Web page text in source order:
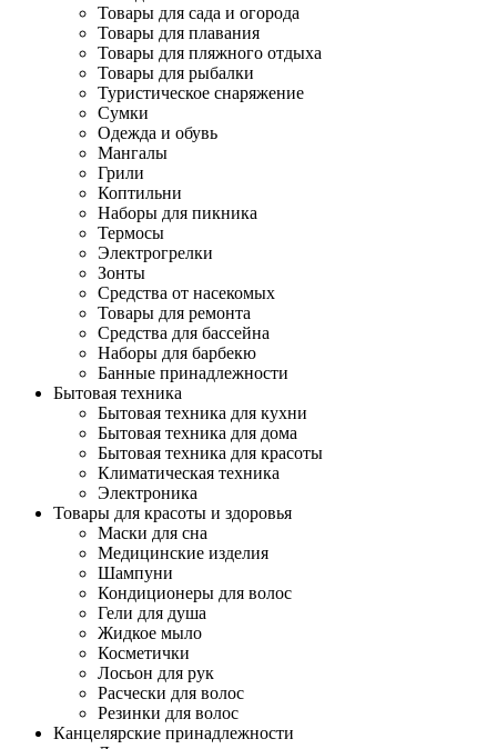
Товары для сада и огорода
Товары для плавания
Товары для пляжного отдыха
Товары для рыбалки
Туристическое снаряжение
Сумки
Одежда и обувь
Мангалы
Грили
Коптильни
Наборы для пикника
Термосы
Электрогрелки
Зонты
Средства от насекомых
Товары для ремонта
Средства для бассейна
Наборы для барбекю
Банные принадлежности
Бытовая техника
Бытовая техника для кухни
Бытовая техника для дома
Бытовая техника для красоты
Климатическая техника
Электроника
Товары для красоты и здоровья
Маски для сна
Медицинские изделия
Шампуни
Кондиционеры для волос
Гели для душа
Жидкое мыло
Косметички
Лосьон для рук
Расчески для волос
Резинки для волос
Канцелярские принадлежности